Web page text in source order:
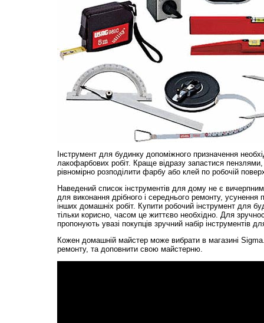
Інструмент для будинку допоміжного призначення
лакофарбових робіт. Краще відразу запастися
рівномірно розподілити фарбу або клей по робочій
Наведений список інструментів для дому не є
для виконання дрібного і середнього ремонту, усунення
інших домашніх робіт. Купити робочий інструмент для
тільки корисно, часом це життєво необхідно. Для
пропонують увазі покупців зручний набір інструментів
Кожен домашній майстер може вибрати в магазині
ремонту, та доповнити свою майстерню.